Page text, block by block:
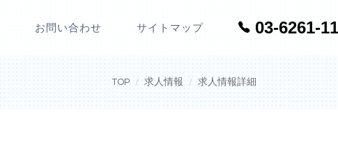
お問い合わせ サイトマップ 03-6261-
TOP 求人情報 求人情報詳細